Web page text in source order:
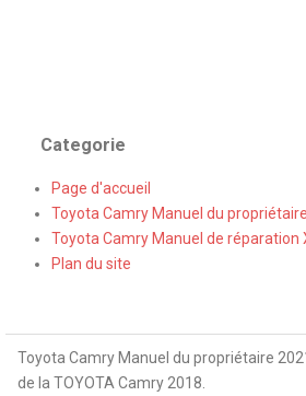
Categorie
Page d'accueil
Toyota Camry Manuel du
Toyota Camry Manuel de réparation
Plan du site
Toyota Camry Manuel du propriétaire
de la TOYOTA Camry 2018.